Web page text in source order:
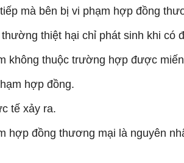
mà bên bị vi phạm hợp đồng
thiệt hại chỉ phát sinh khi có
không thuộc trường hợp được
hợp đồng.
tế xảy ra.
hợp đồng thương mại là nguyên